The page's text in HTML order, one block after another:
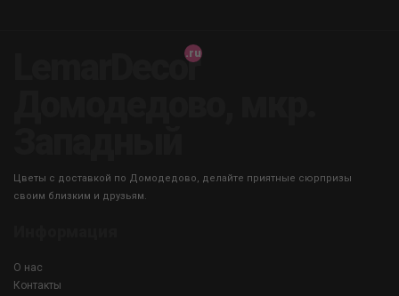
LemarDecor
Цветы с доставкой по Домодедово, делайте приятные сюрпризы
своим близким и друзьям.
О нас
Контакты